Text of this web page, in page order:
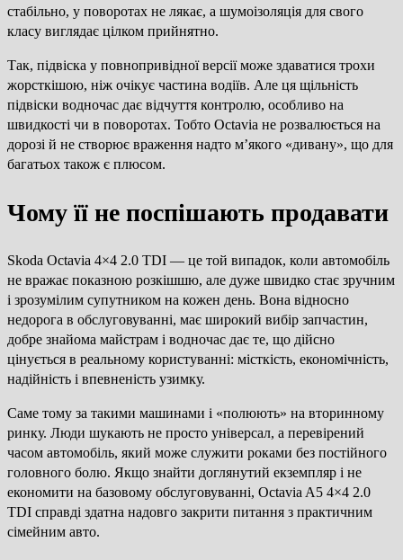
стабільно, у поворотах не лякає, а шумоізоляція для свого
класу виглядає цілком прийнятно.
Так, підвіска у повнопривідної версії може здаватися трохи
жорсткішою, ніж очікує частина водіїв. Але ця щільність
підвіски водночас дає відчуття контролю, особливо на
швидкості чи в поворотах. Тобто Octavia не розвалюється на
дорозі й не створює враження надто м’якого «дивану», що для
багатьох також є плюсом.
Чому її не поспішають продавати
Skoda Octavia 4×4 2.0 TDI — це той випадок, коли автомобіль
не вражає показною розкішшю, але дуже швидко стає зручним
і зрозумілим супутником на кожен день. Вона відносно
недорога в обслуговуванні, має широкий вибір запчастин,
добре знайома майстрам і водночас дає те, що дійсно
цінується в реальному користуванні: місткість, економічність,
надійність і впевненість узимку.
Саме тому за такими машинами і «полюють» на вторинному
ринку. Люди шукають не просто універсал, а перевірений
часом автомобіль, який може служити роками без постійного
головного болю. Якщо знайти доглянутий екземпляр і не
економити на базовому обслуговуванні, Octavia A5 4×4 2.0
TDI справді здатна надовго закрити питання з практичним
сімейним авто.